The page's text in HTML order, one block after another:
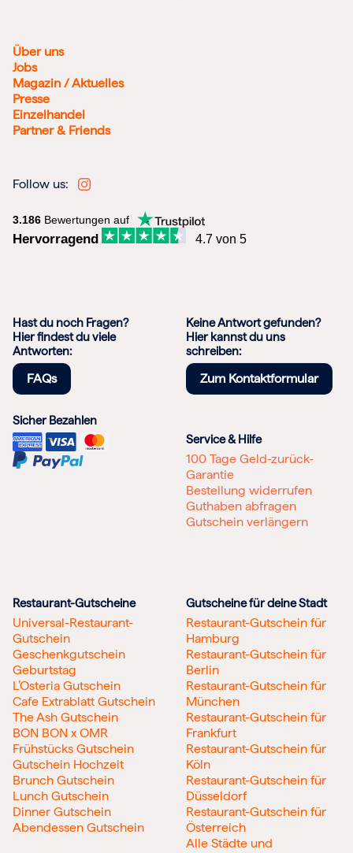
Über uns
Jobs
Magazin / Aktuelles
Presse
Einzelhandel
Partner & Friends
Follow us:
3.186 Bewertungen auf
Hervorragend 4.7 von 5
Hast du noch Fragen?
Hier findest du viele
Antworten:
FAQs
Keine Antwort gefunden?
Hier kannst du uns
schreiben:
Zum Kontaktformular
Sicher Bezahlen
Service & Hilfe
100 Tage Geld-zurück-
Garantie
Bestellung widerrufen
Guthaben abfragen
Gutschein verlängern
Restaurant-Gutscheine
Universal-Restaurant-
Gutschein
Geschenkgutschein
Geburtstag
L’Osteria Gutschein
Cafe Extrablatt Gutschein
The Ash Gutschein
BON BON x OMR
Frühstücks Gutschein
Gutschein Hochzeit
Brunch Gutschein
Lunch Gutschein
Dinner Gutschein
Abendessen Gutschein
Gutscheine für deine Stadt
Restaurant-Gutschein für
Hamburg
Restaurant-Gutschein für
Berlin
Restaurant-Gutschein für
München
Restaurant-Gutschein für
Frankfurt
Restaurant-Gutschein für
Köln
Restaurant-Gutschein für
Düsseldorf
Restaurant-Gutschein für
Österreich
Alle Städte und